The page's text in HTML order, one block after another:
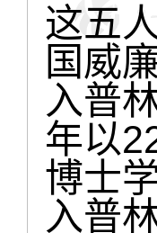
这五
国威
入普
年以
博士
入普